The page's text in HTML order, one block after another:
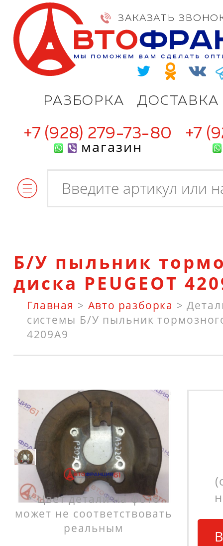
РАЗБОРКА ДОСТАВКА
ЗАКАЗАТЬ
+7 (928) 279-73-80
магазин
+7
Б/У пыльник
диска PEUGEOT
Главная > Авто разборка >
системы Б/У пыльник
4209A9
* Цвет детали на фото
может не соответствовать
реальным